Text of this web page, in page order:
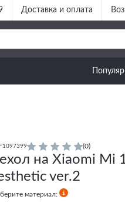
Доставка и оплата
F1097399 (0)
на Xiaomi Mi
ver.2
материал: